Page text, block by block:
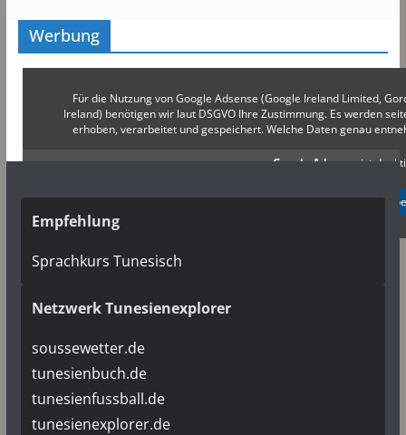
Werbung
Für die Nutzung von Google Adsense (Google Ireland Limited,
Ireland) benötigen wir laut DSGVO Ihre Zustimmung. Es werden
erhoben, verarbeitet und gespeichert. Welche Daten genau
Google Adsense ist
✓ Erlauben
Empfehlung
Sprachkurs Tunesisch
Netzwerk Tunesienexplorer
soussewetter.de
tunesienbuch.de
tunesienfussball.de
tunesienexplorer.de